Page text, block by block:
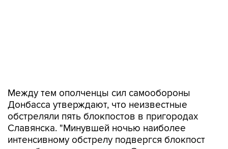
Между тем ополченцы сил самообороны
Донбасса утверждают, что неизвестные
обстреляли пять блокпостов в пригородах
Славянска. "Минувшей ночью наиболее
интенсивному обстрелу подвергся блокпост